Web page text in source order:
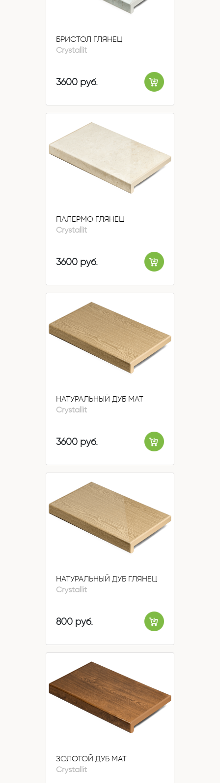
БРИСТОЛ ГЛЯНЕЦ
Crystallit
3600 руб.
ПАЛЕРМО ГЛЯНЕЦ
Crystallit
3600 руб.
НАТУРАЛЬНЫЙ ДУБ МАТ
Crystallit
3600 руб.
НАТУРАЛЬНЫЙ ДУБ ГЛЯНЕЦ
Crystallit
800 руб.
ЗОЛОТОЙ ДУБ МАТ
Crystallit